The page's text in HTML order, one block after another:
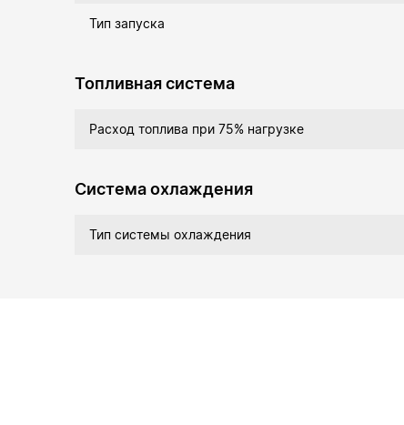
Тип запуска
Топливная система
Расход топлива при 75% нагрузке
Система охлаждения
Тип системы охлаждения